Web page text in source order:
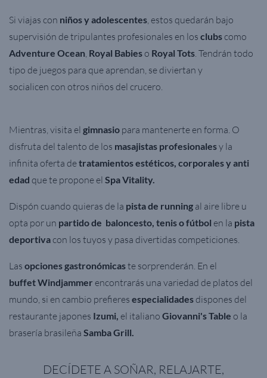
Si viajas con niños y adolescentes, estos quedarán bajo
supervisión de tripulantes profesionales en los clubs como
Adventure Ocean, Royal Babies o Royal Tots. Tendrán todo
tipo de juegos para que aprendan, se diviertan y
socialicen con otros niños del crucero.
Mientras, visita el gimnasio para mantenerte en forma. O
disfruta del talento de los masajistas profesionalesy la
infinita oferta detratamientos estéticos, corporales y anti
edad que te propone el Spa Vitality.
Dispón cuando quieras de la pista de running al aire libre u
opta por un partido de baloncesto, tenis o fútbol en la pista
deportiva con los tuyos y pasa divertidas competiciones.
Las opciones gastronómicaste sorprenderán. En el
buffet Windjammer encontrarás una variedad de platos del
mundo, si en cambio prefieres especialidadesdispones del
restaurante japones Izumi, el italiano Giovanni's Table o la
brasería brasileña Samba Grill.
DECÍDETE A SOÑAR, RELAJARTE,